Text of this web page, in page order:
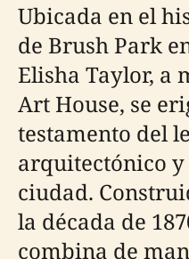
Ubicada en el
de Brush Park
Elisha Taylor, a
Art House, se
testamento del
arquitectónico
ciudad.
la década de
combina de